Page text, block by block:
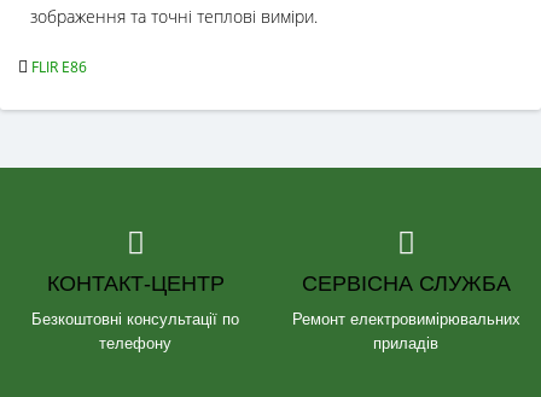
зображення та точні теплові виміри.
FLIR E86
КОНТАКТ-ЦЕНТР
Безкоштовні консультації по
телефону
СЕРВІСНА СЛУЖБА
Ремонт електровимірювальних
приладів